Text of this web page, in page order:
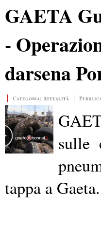
GAETA
-
darsena
Categoria: Attualità
sulle
tappa a Gaeta.